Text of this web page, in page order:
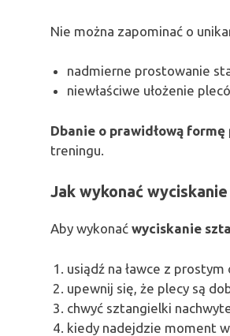
Nie można zapominać o
nadmierne prostowanie
niewłaściwe ułożenie
Dbanie o prawidłową
treningu.
Jak wykonać
Aby wykonać wyciskanie
usiądź na ławce z
upewnij się, że plecy są
chwyć sztangielki
kiedy nadejdzie moment